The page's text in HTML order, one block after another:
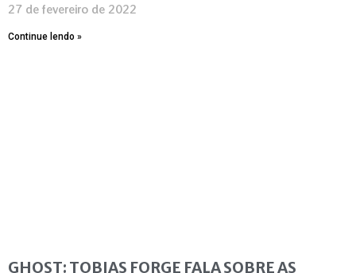
27 de fevereiro de 2022
Continue lendo »
GHOST: TOBIAS FORGE FALA SOBRE AS